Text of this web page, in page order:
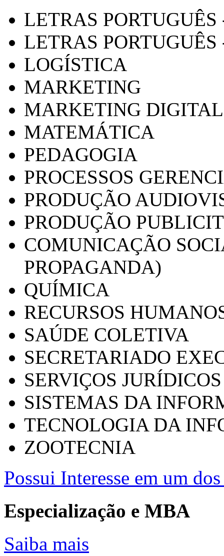
LETRAS
LETRAS PORTUGUÊS
LOGÍSTICA
MARKETING
MARKETING DIGITAL
MATEMÁTICA
PEDAGOGIA
PROCESSOS
PRODUÇÃO
PRODUÇÃO
COMUNICAÇÃO
PROPAGANDA)
QUÍMICA
RECURSOS
SAÚDE COLETIVA
SECRETARIADO
SERVIÇOS
SISTEMAS DA
TECNOLOGIA DA
ZOOTECNIA
Possui Interesse em um
Especialização e MBA
Saiba mais